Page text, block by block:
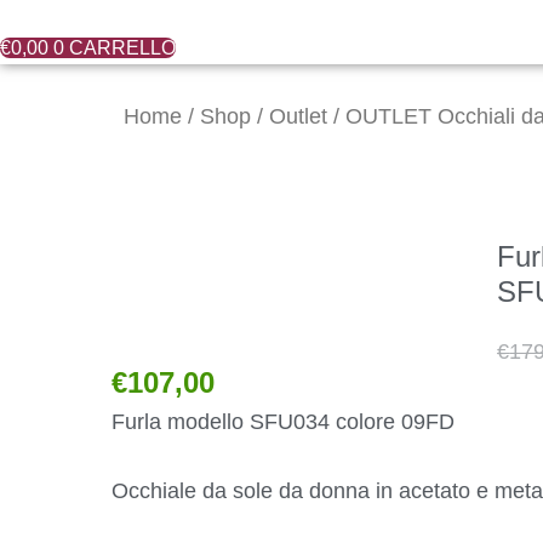
€0,00 0 CARRELLO
Home / Shop / Outlet / OUTLET Occhiali
€
€107,00
prezzo
Furla modello SFU034 colore 09FD
Occhiale da sole da donna in acetato e